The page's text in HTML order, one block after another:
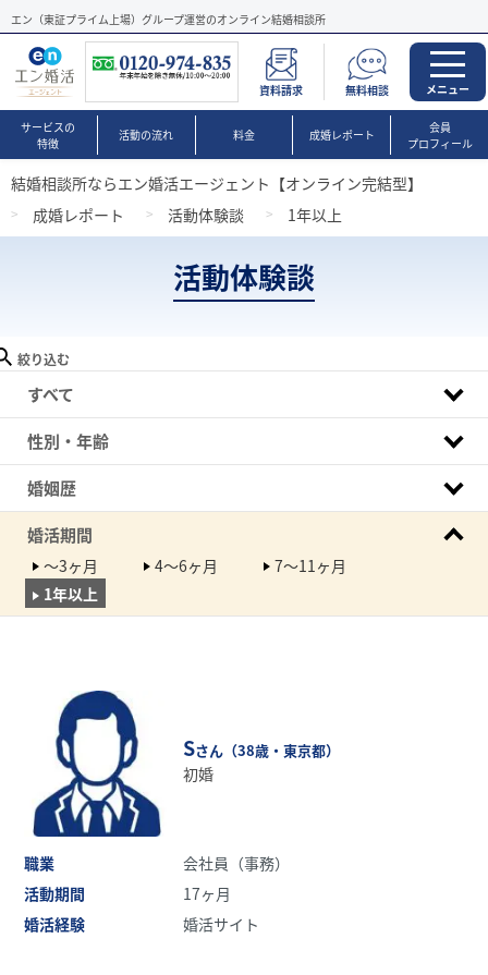
エン（東証プライム上場）グループ運営のオンライン結婚相談所
資料請求 無料相談 メニュー
サービスの
特徴
活動の流れ 料金 成婚レポート
会員
プロフィール
結婚相談所ならエン婚活エージェント【オンライン完結型】
成婚レポート
活動体験談 1年以上
活動体験談
絞り込む
すべて
性別・年齢
婚姻歴
婚活期間
～3ヶ月 4～6ヶ月
7～11ヶ月
1年以上
Sさん（38歳・東京都）
初婚
職業
会社員（事務）
活動期間
17ヶ月
婚活経験
婚活サイト